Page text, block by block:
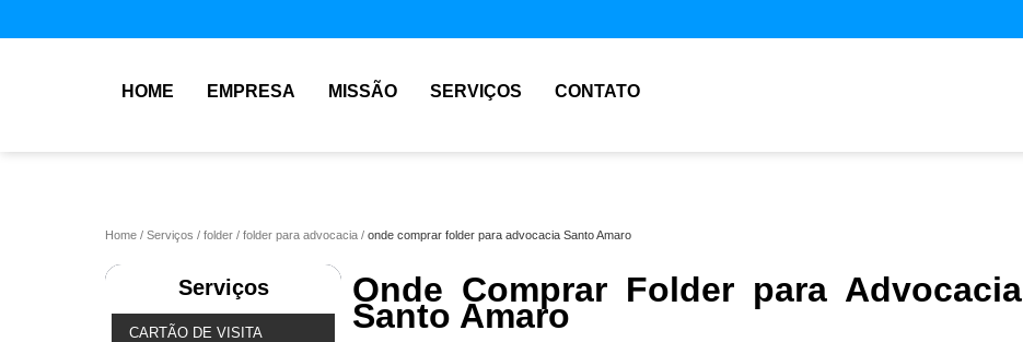
HOME EMPRESA MISSÃO SERVIÇOS CONTATO
Home Serviços folder folder para advocacia onde comprar folder para advocacia Santo Amaro
Serviços
CARTÃO DE VISITA
Onde Comprar Folder para Advocacia
Santo Amaro